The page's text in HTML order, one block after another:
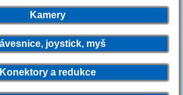
Kamery
joystick, myš
a redukce